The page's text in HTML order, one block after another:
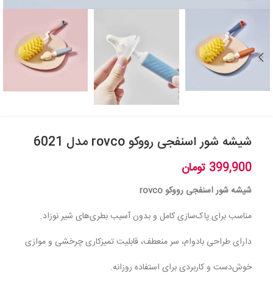
شیشه شور اسنفجی رووکو rovco مدل 6021
399,900 تومان
شیشه شور اسنفجی رووکو rovco
مناسب برای پاک‌سازی کامل و بدون آسیب بطری‌های شیر نوزاد.
دارای طراحی بادوام، سر منعطف، قابلیت تمیزکاری چرخشی و موازی
خوش‌دست و کاربردی برای استفاده روزانه.